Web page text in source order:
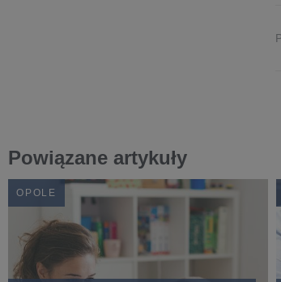
Powiązane artykuły
OPOLE